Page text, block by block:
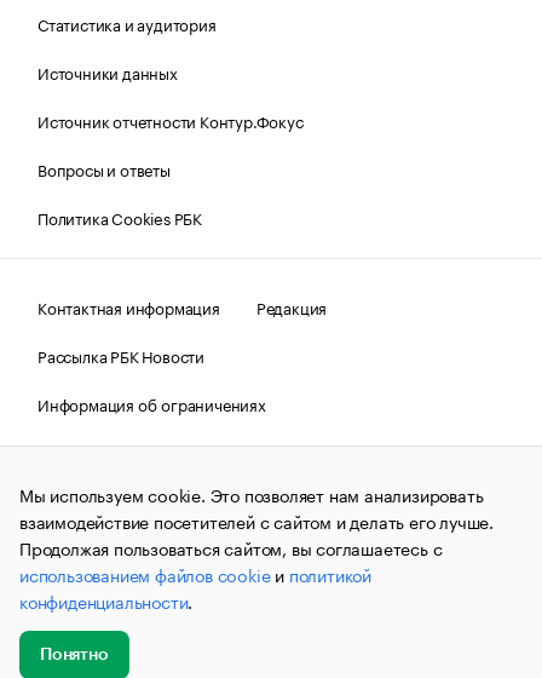
Статистика и аудитория
Источники данных
Источник отчетности Контур.Фокус
Вопросы и ответы
Политика Cookies РБК
Контактная информация
Редакция
Рассылка РБК Новости
Информация об ограничениях
Правовая информация
О соблюдении авторских прав
© АО «РОСБИЗНЕСКОНСАЛТИНГ»,1995–2026.Сообщения
и материалы информационного агентства «РБК»
(зарегистрировано Федеральной службой по надзору в сфере
связи, информационных технологий и массовых
коммуникаций (Роскомнадзор) 09.12.2015 за номером ИА
№ФС77-63848) сопровождаются пометкой «РБК». Отдельные
публикации могут содержать информацию,
не предназначенную для пользователей
до 18 лет.
Мы используем cookie. Это позволяет нам анализировать
взаимодействие посетителей с сайтом и делать его лучше.
Продолжая пользоваться сайтом, вы соглашаетесь с
использованием файлов cookieи политикой
конфиденциальности.
Понятно